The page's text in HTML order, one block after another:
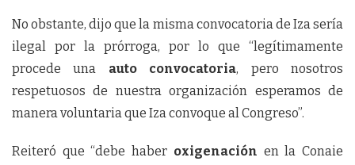
No obstante, dijo que la misma convocatoria de Iza sería
ilegal por la prórroga, por lo que “legítimamente
procede una auto convocatoria, pero nosotros
respetuosos de nuestra organización esperamos de
manera voluntaria que Iza convoque al Congreso”.
Reiteró que “debe haber oxigenación en la Conaie